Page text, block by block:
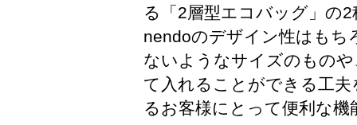
る「2層型エコバッグ」の
nendoのデザイン性はもち
ないようなサイズのもの
て入れることができる工
るお客様にとって便利な